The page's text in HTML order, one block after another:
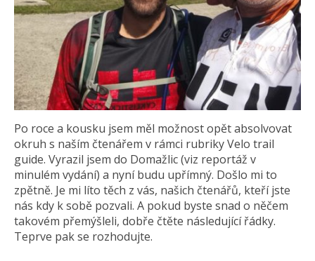
Po roce a kousku jsem měl možnost opět absolvovat
okruh s naším čtenářem v rámci rubriky Velo trail
guide. Vyrazil jsem do Domažlic (viz reportáž v
minulém vydání) a nyní budu upřímný. Došlo mi to
zpětně. Je mi líto těch z vás, našich čtenářů, kteří jste
nás kdy k sobě pozvali. A pokud byste snad o něčem
takovém přemýšleli, dobře čtěte následující řádky.
Teprve pak se rozhodujte.